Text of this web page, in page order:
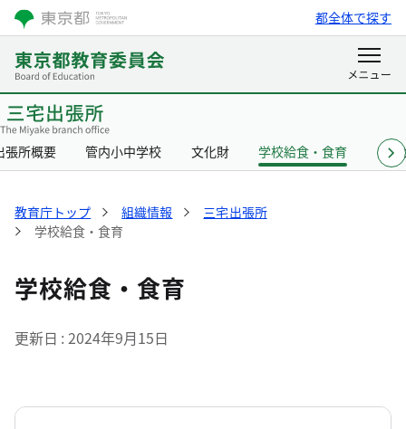
都全体で探す
張所概要 管内小中学校 文化財 学校給食・食育 リン
教育庁トップ 組織情報
三宅出張所
学校給食・食育
学校給食・食育
更新日 2024年9月15日